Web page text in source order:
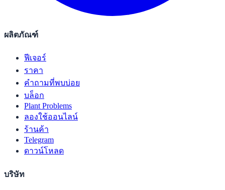
ผลิตภัณฑ์
ฟีเจอร์
ราคา
คำถามที่พบบ่อย
บล็อก
Plant Problems
ลองใช้ออนไลน์
ร้านค้า
Telegram
ดาวน์โหลด
บริษัท